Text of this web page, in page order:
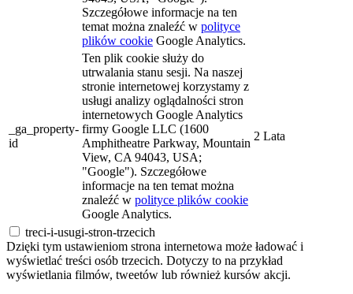
Szczegółowe informacje na ten
temat można znaleźć w polityce
plików cookie Google Analytics.
_ga_property-
id
Ten plik cookie służy do
utrwalania stanu sesji. Na naszej
stronie internetowej korzystamy z
usługi analizy oglądalności stron
internetowych Google Analytics
firmy Google LLC (1600
Amphitheatre Parkway, Mountain
View, CA 94043, USA;
"Google"). Szczegółowe
informacje na ten temat można
znaleźć w polityce plików cookie
Google Analytics.
2 Lata
treci-i-usugi-stron-trzecich
Dzięki tym ustawieniom strona internetowa może ładować i
wyświetlać treści osób trzecich. Dotyczy to na przykład
wyświetlania filmów, tweetów lub również kursów akcji.